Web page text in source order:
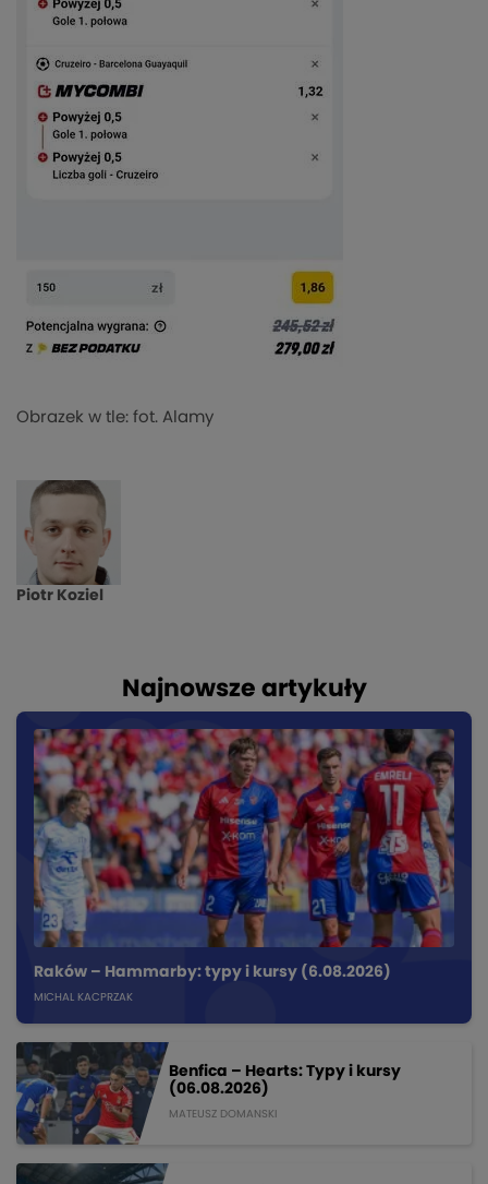
Obrazek w tle: fot. Alamy
Piotr Koziel
Najnowsze artykuły
Raków – Hammarby: typy i kursy (6.08.2026)
MICHAL KACPRZAK
Benfica – Hearts: Typy i kursy
(06.08.2026)
MATEUSZ DOMANSKI